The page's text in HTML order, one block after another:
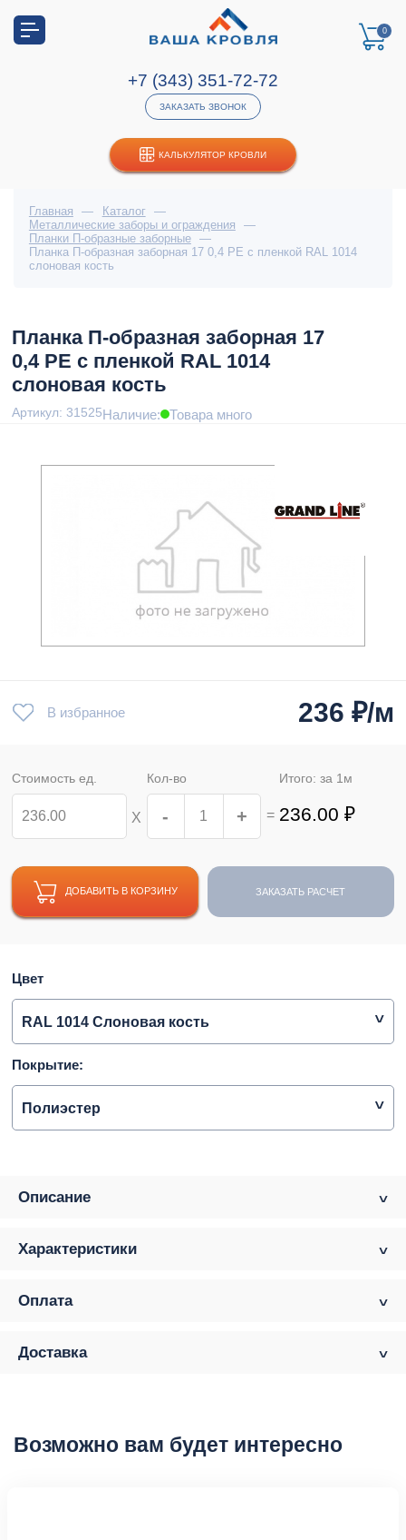
КАЛЬКУЛЯТОР КРОВЛИ
0
+7 (343) 351-72-72
ЗАКАЗАТЬ ЗВОНОК
Главная — Каталог
—
Металлические заборы и ограждения
—
Планки П-образные заборные
—
Планка П-образная заборная 17 0,4 PE с пленкой RAL 1014
слоновая кость
Планка П-образная заборная 17
0,4 PE с пленкой RAL 1014
слоновая кость
Артикул: 31525Наличие: Товара много
В избранное 236 ₽/м
Стоимость ед.
Х
Кол-во
- + =
Итого: за 1 м
236.00 ₽
ДОБАВИТЬ В КОРЗИНУ ЗАКАЗАТЬ РАСЧЕТ
Цвет
RAL 1014 Слоновая кость
Покрытие:
Полиэстер
Описание
Характеристики
Оплата
Доставка
Возможно вам будет интересно